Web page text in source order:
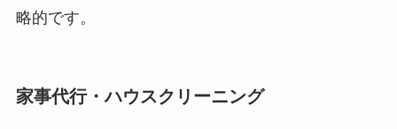
略的です。
家事代行・ハウスクリーニング